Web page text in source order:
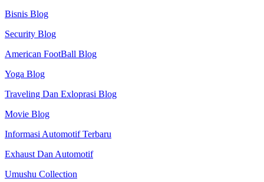
Bisnis Blog
Security Blog
American FootBall Blog
Yoga Blog
Traveling Dan Exloprasi Blog
Movie Blog
Informasi Automotif Terbaru
Exhaust Dan Automotif
Umushu Collection